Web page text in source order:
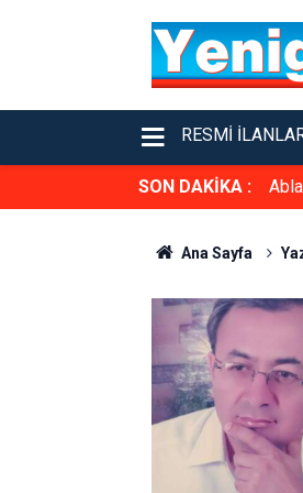
RESMI
SON DAKİKA :
Ana Sayfa